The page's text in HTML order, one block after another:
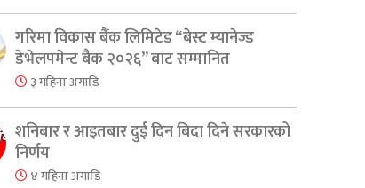
गरिमा विकास बैंक लिमिटेड “बेस्ट म्यानेज्ड
डेभेलपमेन्ट बैंक २०२६” बाट सम्मानित
३ महिना अगाडि
शनिबार र आइतबार दुई दिन बिदा दिने सरकारको
निर्णय
४ महिना अगाडि